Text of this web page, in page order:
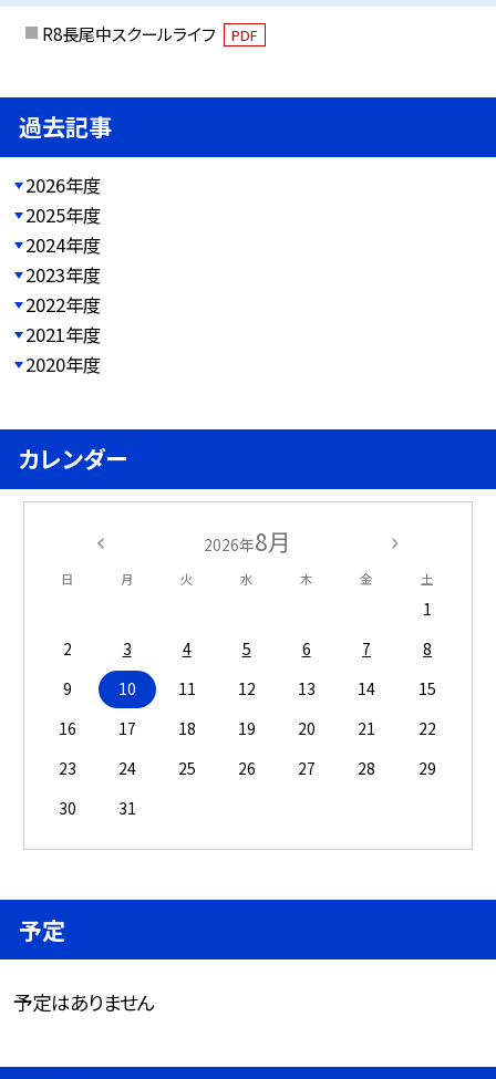
R8長尾中スクールライフ PDF
過去記事
2026年度
2025年度
2024年度
2023年度
2022年度
2021年度
2020年度
カレンダー
2026年8月
日 月 火 水 木 金 土
1
2
3 4 5 6 7
8
9
10 11 12 13 14
15
16
17 18 19 20 21
22
23
24 25 26 27 28
29
30
31
予定
予定はありません